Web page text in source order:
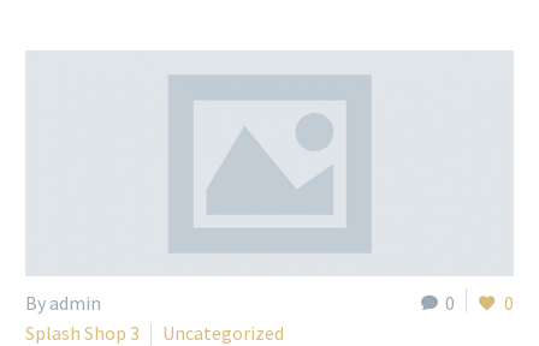
0 0
By admin
Splash Shop 3
Uncategorized